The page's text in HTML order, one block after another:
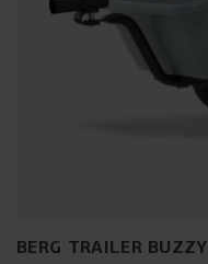
BERG TRAILER BUZZY